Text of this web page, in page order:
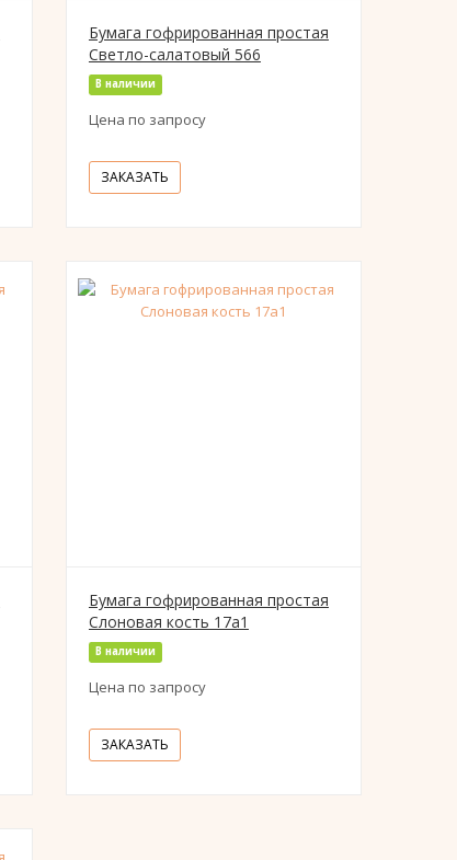
Бумага гофрированная простая
Светло-салатовый 566
В наличии
Цена по запросу
ЗАКАЗАТЬ
Бумага гофрированная простая
Слоновая кость 17а1
В наличии
Цена по запросу
ЗАКАЗАТЬ